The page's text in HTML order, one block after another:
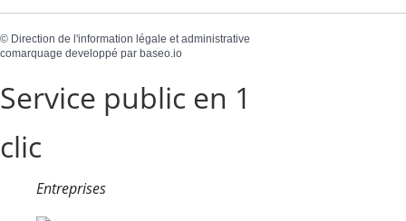
© Direction de l'information légale et administrative
comarquage developpé par baseo.io
Service public en 1
clic
Entreprises